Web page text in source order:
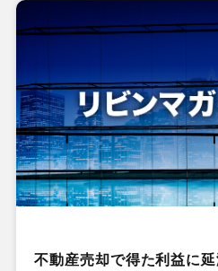
不動産売却で得た利益に